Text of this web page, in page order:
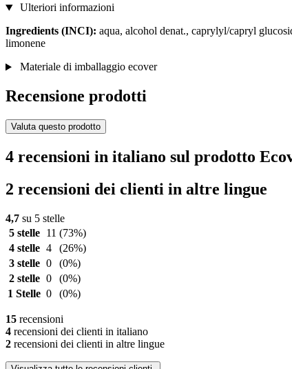
Ulteriori informazioni
Ingredients (INCI): aqua, alcohol denat., caprylyl/capryl
limonene
Materiale di imballaggio ecover
Recensione prodotti
Valuta questo prodotto
4 recensioni in italiano sul prodotto
2 recensioni dei clienti in altre lingue
4,7 su 5 stelle
5 stelle
11 (73%)
4 stelle 4
(26%)
3 stelle 0
(0%)
2 stelle 0
(0%)
1 Stelle 0 (0%)
15 recensioni
4 recensioni dei clienti in italiano
2 recensioni dei clienti in altre lingue